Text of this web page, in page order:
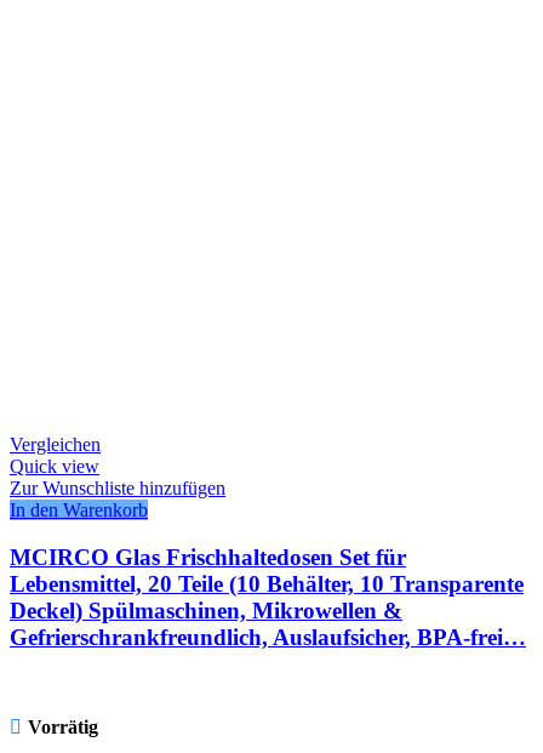
Vergleichen
Quick view
Zur Wunschliste hinzufügen
In den Warenkorb
MCIRCO Glas Frischhaltedosen Set für
Lebensmittel, 20 Teile (10 Behälter, 10 Transparente
Deckel) Spülmaschinen, Mikrowellen &
Gefrierschrankfreundlich, Auslaufsicher, BPA-frei…
Vorrätig